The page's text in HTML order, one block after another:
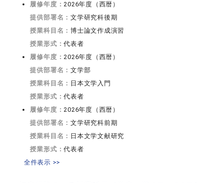
履修年度：2026年度（西暦）
提供部署名：文学研究科後期
授業科目名：博士論文作成演習
授業形式：代表者
履修年度：2026年度（西暦）
提供部署名：文学部
授業科目名： 日本文学入門
授業形式：代表者
履修年度：2026年度（西暦）
提供部署名：文学研究科前期
授業科目名： 日本文学文献研究
授業形式：代表者
全件表示 >>